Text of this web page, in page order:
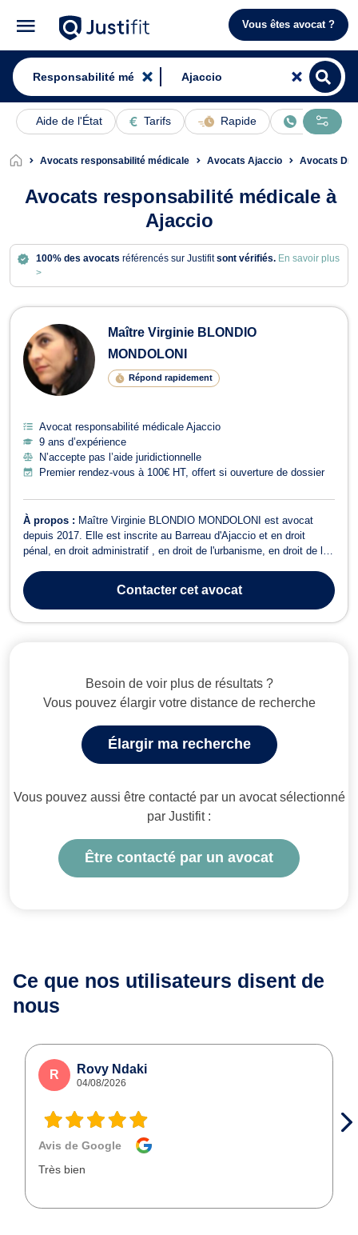
Vous êtes avocat ?
Aide de l'État Tarifs Rapide En ligne
Avocats responsabilité médicale Avocats Ajaccio Avocats
Avocats responsabilité médicale à
Ajaccio
100% des avocats référencés sur Justifitsont vérifiés. En savoir plus
>
Avocats en responsabilité médicale
Maître Virginie BLONDIO
MONDOLONI
Répond rapidement
Avocat responsabilité médicale Ajaccio
9 ans d’expérience
N’accepte pas l’aide juridictionnelle
Premier rendez-vous à 100€ HT, offert si ouverture de dossier
À propos : Maître Virginie BLONDIO MONDOLONI est avocat
depuis 2017. Elle est inscrite au Barreau d'Ajaccio et en droit
pénal, en droit administratif , en droit de l'urbanisme, en droit de la
contentieux fiscal. Maître BLONDIO MONDOLONI est par ailleurs
avocat postulant sur ...Contactercet avocat
Besoin de voir plus de résultats ?
Vous pouvez élargir votre distance de recherche
Élargir ma recherche
Vous pouvez aussi être contacté par un avocat sélectionné
par Justifit :
Être contacté par un avocat
Ce que nos utilisateurs disent de
nous
R Rovy Ndaki
04/08/2026
Avis de Google
Très bien